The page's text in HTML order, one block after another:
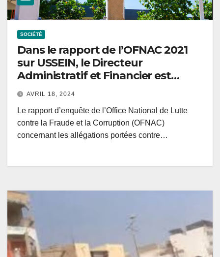
SOCIÉTÉ
Dans le rapport de l’OFNAC 2021
sur USSEIN, le Directeur
Administratif et Financier est
accusé de détournements et
d’enrichissements illicites, et des
mesures disciplinaires sont
envisagées à son encontre.
AVRIL 18, 2024
Le rapport d’enquête de l’Office National de Lutte
contre la Fraude et la Corruption (OFNAC)
concernant les allégations portées contre…